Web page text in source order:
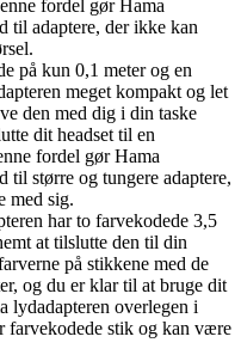
fordel gør Hama
til adaptere, der ikke kan
på kun 0,1 meter og en
meget kompakt og let
den med dig i din taske
dit headset til en
fordel gør Hama
til større og tungere adaptere,
med sig.
har to farvekodede 3,5
at tilslutte den til din
på stikkene med de
og du er klar til at bruge dit
lydadapteren overlegen i
farvekodede stik og kan være